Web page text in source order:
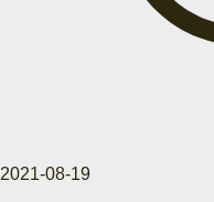
2021-08-19